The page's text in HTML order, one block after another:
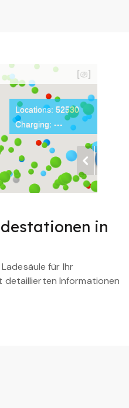
in
für Ihr
detaillierten Informationen